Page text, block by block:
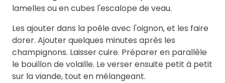
lamelles ou en cubes l'escalope de veau.
Les ajouter dans la poêle avec l'oignon, et les faire
dorer. Ajouter quelques minutes après les
champignons. Laisser cuire. Préparer en parallèle
le bouillon de volaille. Le verser ensuite petit à petit
sur la viande, tout en mélangeant.